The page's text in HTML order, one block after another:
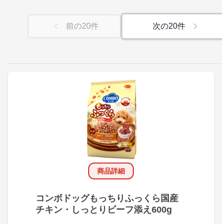
商品詳細
コンボドッグもっちりふっくら国産
チキン・しっとりビーフ添え600g
前の20件 次の20件